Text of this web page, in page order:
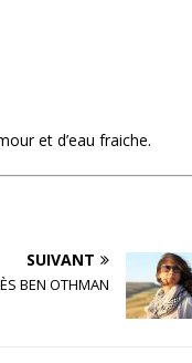
et d’eau fraiche.
SUIVANT
BEN OTHMAN